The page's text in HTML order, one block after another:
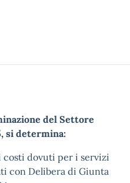
del Settore
si determina:
costi dovuti per i servizi
con Delibera di Giunta